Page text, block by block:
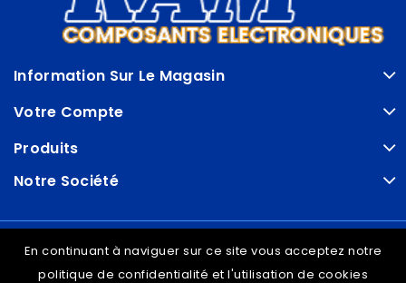
Information Sur Le Magasin
Votre Compte
Produits
Notre Société
© VDRAM - 2026
En continuant à naviguer sur ce site vous acceptez notre
politique de confidentialité et l'utilisation de cookies